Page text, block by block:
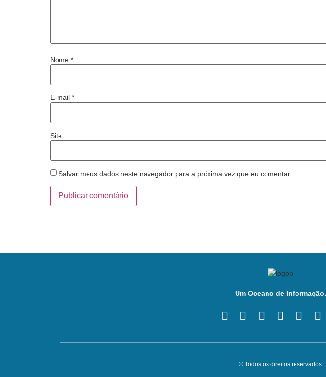
Nome *
E-mail *
Site
Salvar meus dados neste navegador para a próxima vez que eu comentar.
Um Oceano de Informação.
© Todos os direitos reservados